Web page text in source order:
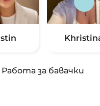
Работа за бавачки